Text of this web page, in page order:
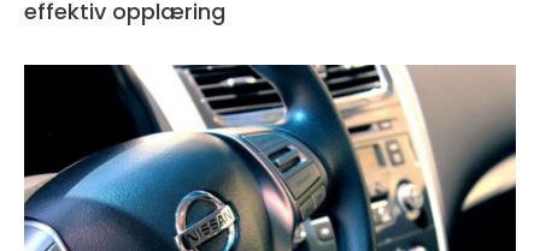
effektiv opplæring